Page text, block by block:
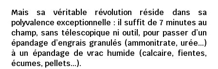
Mais sa véritable révolution réside dans sa
polyvalence exceptionnelle : il suffit de 7 minutes au
champ, sans télescopique ni outil, pour passer d’un
épandage d’engrais granulés (ammonitrate, urée…)
à un épandage de vrac humide (calcaire, fientes,
écumes, pellets…).